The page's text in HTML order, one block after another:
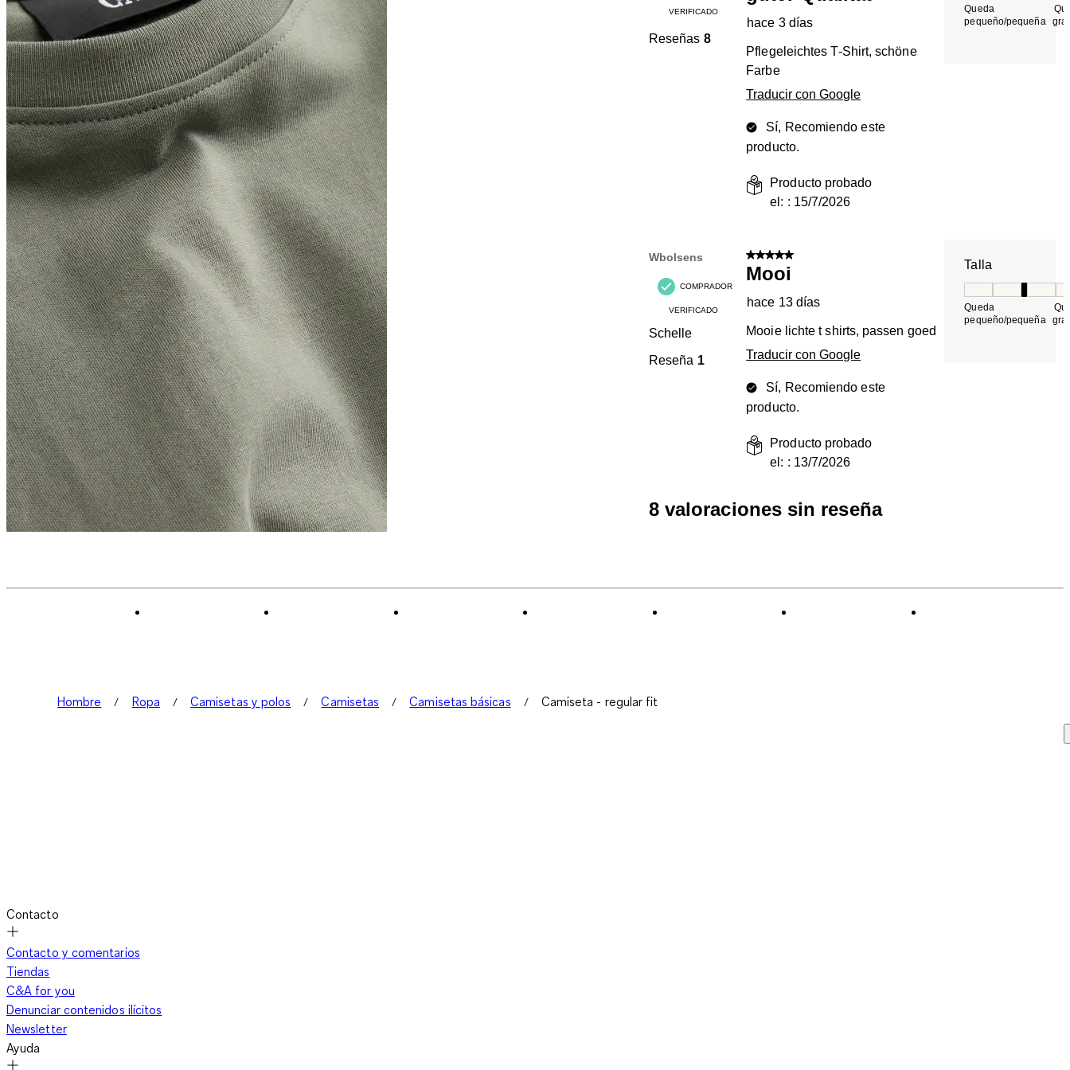
VERIFICADO
Reseñas 8
hace 3 días
Pflegeleichtes T-Shirt, schöne
Farbe
Traducir con Google
Sí, Recomiendo este
producto.
Producto probado
el: : 15/7/2026
Queda
pequeño/pequeña
Wbolsens
COMPRADOR
VERIFICADO
Schelle
Reseña 1
5 de 5 estrellas.
Mooi
hace 13 días
Mooie lichte t shirts, passen goed
Traducir con Google
Sí, Recomiendo este
producto.
Producto probado
el: : 13/7/2026
Talla
Queda
pequeño/pequeña
8 valoraciones sin reseña
Hombre Ropa Camisetas y polos Camisetas Camisetas básicas Camiseta - regular fit
Contacto
Contacto y comentarios
Tiendas
C&A for you
Denunciar contenidos ilícitos
Newsletter
Ayuda